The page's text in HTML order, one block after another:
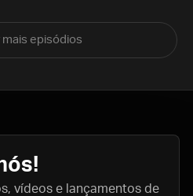
mais episódios
vídeos e lançamentos de